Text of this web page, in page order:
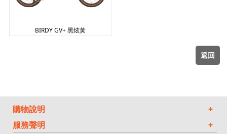
BIRDY GV+ 黑炫黃
返回
購物說明
+
服務聲明
+